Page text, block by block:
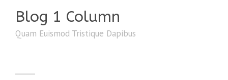
Blog 1 Column
Quam Euismod Tristique Dapibus